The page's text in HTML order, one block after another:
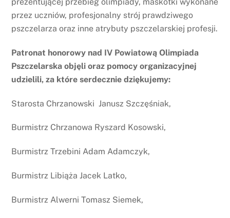
przez uczniów, profesjonalny strój prawdziwego
pszczelarza oraz inne atrybuty pszczelarskiej profesji.
Patronat honorowy nad IV Powiatową Olimpiada
Pszczelarska objęli oraz pomocy organizacyjnej
udzielili, za które serdecznie dziękujemy:
Starosta Chrzanowski Janusz Szczęśniak,
Burmistrz Chrzanowa Ryszard Kosowski,
Burmistrz Trzebini Adam Adamczyk,
Burmistrz Libiąża Jacek Latko,
Burmistrz Alwerni Tomasz Siemek,